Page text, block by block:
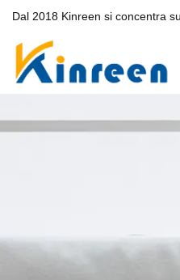
Dal 2018 Kinreen si concentra